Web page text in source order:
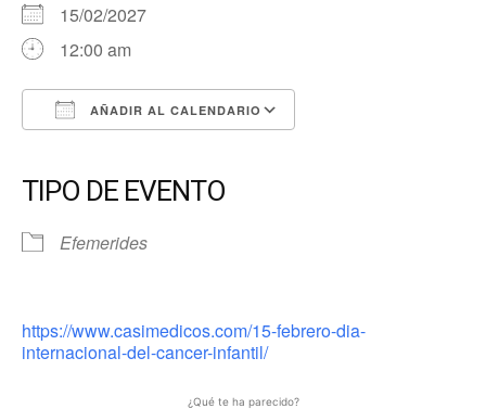
15/02/2027
12:00 am
AÑADIR AL CALENDARIO
TIPO DE EVENTO
Efemerides
https://www.casimedicos.com/15-febrero-dia-
internacional-del-cancer-infantil/
¿Qué te ha parecido?